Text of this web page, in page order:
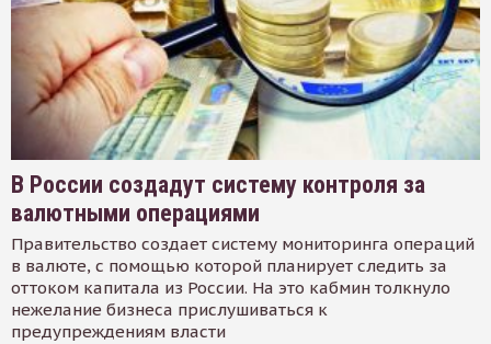
В России создадут систему контроля за
валютными операциями
Правительство создает систему мониторинга операций
в валюте, с помощью которой планирует следить за
оттоком капитала из России. На это кабмин толкнуло
нежелание бизнеса прислушиваться к
предупреждениям власти